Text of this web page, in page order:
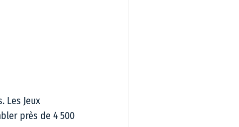
Les Jeux
près de 4 500